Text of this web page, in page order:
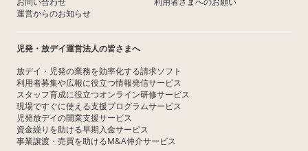
運営からのお知らせ
児発・放デイ運営法人の皆さまへ
放デイ・児発の業務を効率化する請求ソフト
利用者募集や広報に役立つ情報発信サービス
スタッフ育成に役立つオンライン研修サービス
現場ですぐに使える支援プログラムサービス
児発放デイの開業支援サービス
資金繰りを助ける早期入金サービス
事業譲渡・売買を助けるM&A仲介サービス